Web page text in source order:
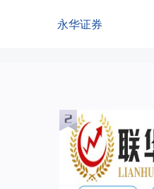
永华证券